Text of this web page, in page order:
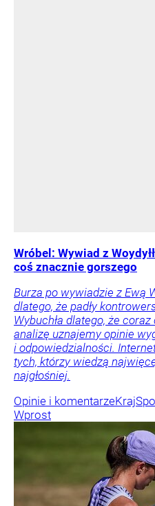
Wróbel: Wywiad z
coś znacznie gorszego
Burza po wywiadzie z Ewą
dlatego, że padły
Wybuchła dlatego, że
analizę uznajemy opinie
i odpowiedzialności.
tych, którzy wiedzą
najgłośniej.
Opinie i komentarzeKraj
Wprost